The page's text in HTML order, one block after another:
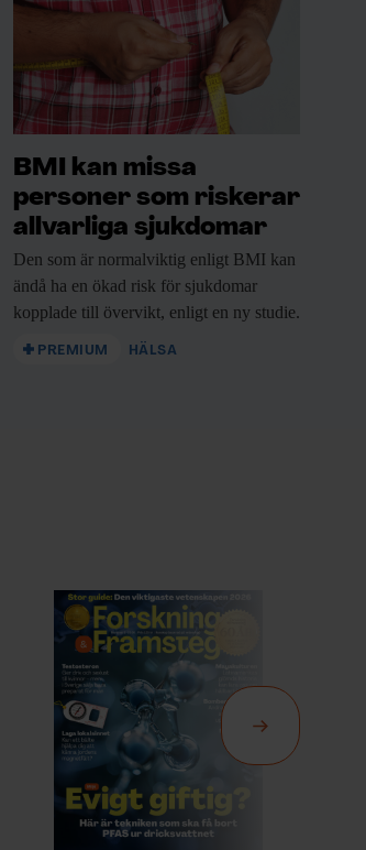
BMI kan missa
personer som riskerar
allvarliga sjukdomar
Den som är normalviktig enligt BMI kan
ändå ha en ökad risk för sjukdomar
kopplade till övervikt, enligt en ny studie.
PREMIUM HÄLSA